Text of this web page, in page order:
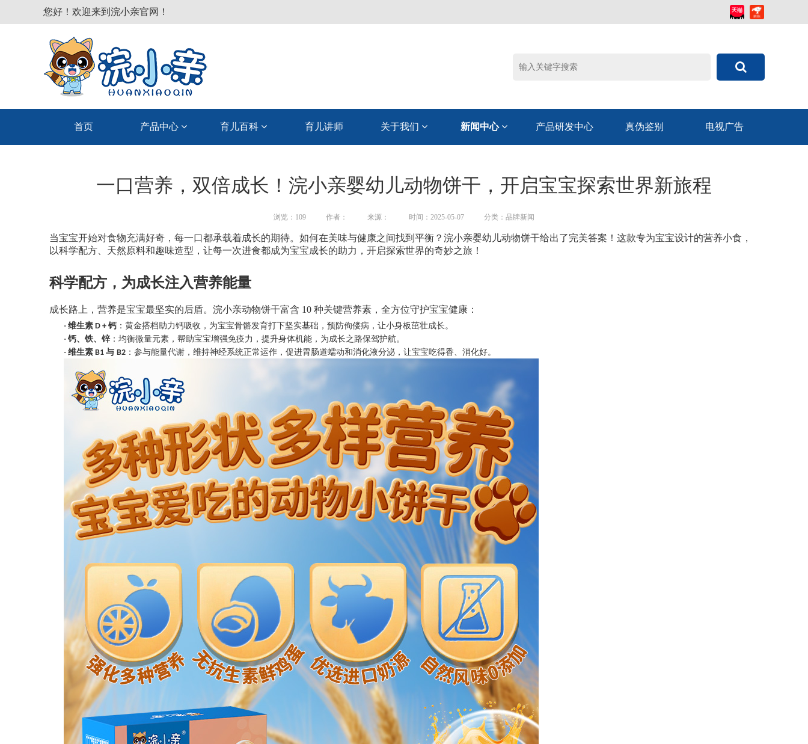
您好！欢迎来到浣小亲官网！
首页 产品中心 育儿百科 育儿讲师 关于我们 新闻中心 产品研发中心 真伪鉴别 电视广告
一口营养，双倍成长！浣小亲婴幼儿动物饼干，开启宝宝探索世界新旅程
浏览： 109 作者： 来源： 时间：2025-05-07 分类：品牌新闻
当宝宝开始对食物充满好奇，每一口都承载着成长的期待。如何在美味与健康之间找到平衡？浣小亲婴幼儿动物饼干给出了完美答案！这款专为宝宝设计的营养小食，
以科学配方、天然原料和趣味造型，让每一次进食都成为宝宝成长的助力，开启探索世界的奇妙之旅！
科学配方，为成长注入营养能量
成长路上，营养是宝宝最坚实的后盾。浣小亲动物饼干富含 10 种关键营养素，全方位守护宝宝健康：
· 维生素 D + 钙 ：黄金搭档助力钙吸收，为宝宝骨骼发育打下坚实基础，预防佝偻病，让小身板茁壮成长。
· 钙、铁、锌：均衡微量元素，帮助宝宝增强免疫力，提升身体机能，为成长之路保驾护航。
· 维生素 B1 与 B2 ：参与能量代谢，维持神经系统正常运作，促进胃肠道蠕动和消化液分泌，让宝宝吃得香、消化好。